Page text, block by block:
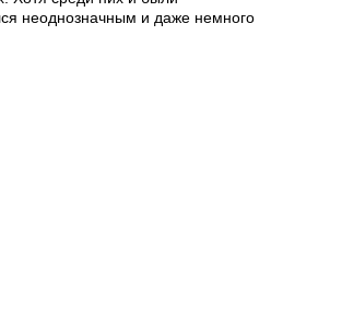
неоднозначным и даже немного